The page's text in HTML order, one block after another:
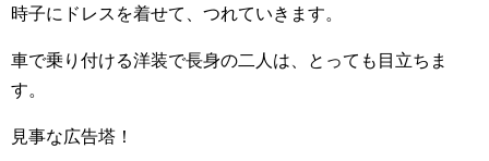
時子にドレスを着せて、つれていきます。
車で乗り付ける洋装で長身の二人は、とっても目立ちま
す。
見事な広告塔！